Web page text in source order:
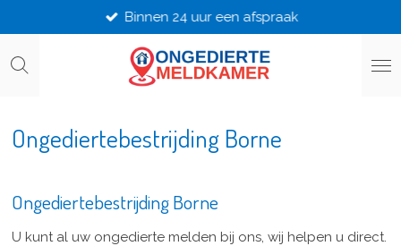
direct
naar
Binnen 24 uur een afspraak
Ongediertebestrijding Borne
Ongediertebestrijding Borne
U kunt al uw ongedierte melden bij ons, wij helpen u direct.